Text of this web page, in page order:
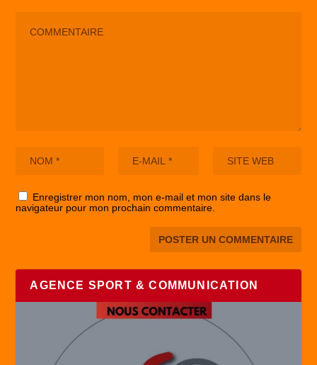
Enregistrer mon nom, mon e-mail et mon site dans le
navigateur pour mon prochain commentaire.
AGENCE SPORT & COMMUNICATION